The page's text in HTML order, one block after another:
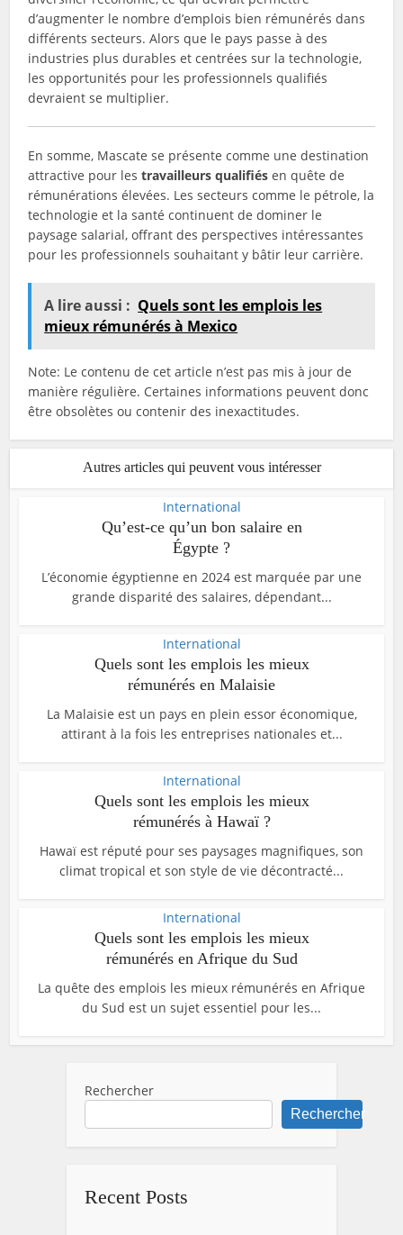
d’augmenter le nombre d’emplois bien rémunérés dans
différents secteurs. Alors que le pays passe à des
industries plus durables et centrées sur la technologie,
les opportunités pour les professionnels qualifiés
devraient se multiplier.
En somme, Mascate se présente comme une destination
attractive pour lestravailleurs qualifiés en quête de
rémunérations élevées. Les secteurs comme le pétrole, la
technologie et la santé continuent de dominer le
paysage salarial, offrant des perspectives intéressantes
pour les professionnels souhaitant y bâtir leur carrière.
A lire aussi : Quels sont les emplois les
mieux rémunérés à Mexico
Note: Le contenu de cet article n’est pas mis à jour de
manière régulière. Certaines informations peuvent donc
être obsolètes ou contenir des inexactitudes.
Autres articles qui peuvent vous intéresser
International
Qu’est-ce qu’un bon salaire en
Égypte ?
L’économie égyptienne en 2024 est marquée par une
grande disparité des salaires, dépendant...
International
Quels sont les emplois les mieux
rémunérés en Malaisie
La Malaisie est un pays en plein essor économique,
attirant à la fois les entreprises nationales et...
International
Quels sont les emplois les mieux
rémunérés à Hawaï ?
Hawaï est réputé pour ses paysages magnifiques, son
climat tropical et son style de vie décontracté...
International
Quels sont les emplois les mieux
rémunérés en Afrique du Sud
La quête des emplois les mieux rémunérés en Afrique
du Sud est un sujet essentiel pour les...
Rechercher
Rechercher
Recent Posts